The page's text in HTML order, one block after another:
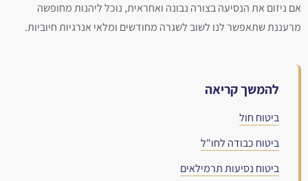
אם ניזום את הנסיעה בצורה נבונה ואחראית, נוכל ליהנות מחופשה
מרעננת שתאפשר לנו לשוב לשגרה מחודשים ומלאי אנרגיות חיוביות.
להמשך קריאה
ביטוח חול
ביטוח כבודה לחו"ל
ביטוח נסיעות תרמילאים